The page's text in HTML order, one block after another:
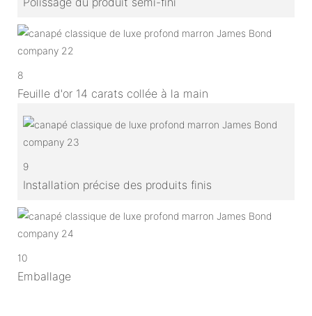
8
Feuille d'or 14 carats collée à la main
9
Installation précise des produits finis
10
Emballage